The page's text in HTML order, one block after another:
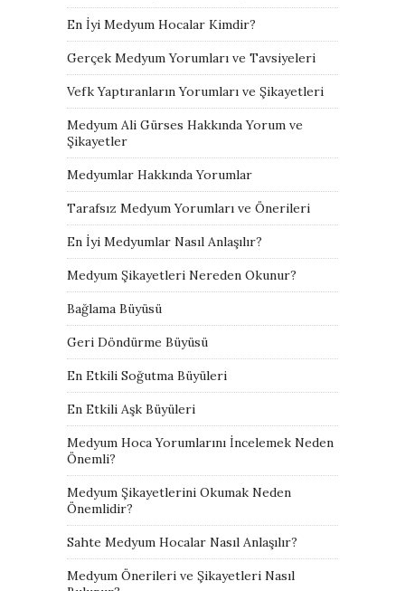
En İyi Medyum Hocalar Kimdir?
Gerçek Medyum Yorumları ve Tavsiyeleri
Vefk Yaptıranların Yorumları ve Şikayetleri
Medyum Ali Gürses Hakkında Yorum ve
Şikayetler
Medyumlar Hakkında Yorumlar
Tarafsız Medyum Yorumları ve Önerileri
En İyi Medyumlar Nasıl Anlaşılır?
Medyum Şikayetleri Nereden Okunur?
Bağlama Büyüsü
Geri Döndürme Büyüsü
En Etkili Soğutma Büyüleri
En Etkili Aşk Büyüleri
Medyum Hoca Yorumlarını İncelemek Neden
Önemli?
Medyum Şikayetlerini Okumak Neden
Önemlidir?
Sahte Medyum Hocalar Nasıl Anlaşılır?
Medyum Önerileri ve Şikayetleri Nasıl